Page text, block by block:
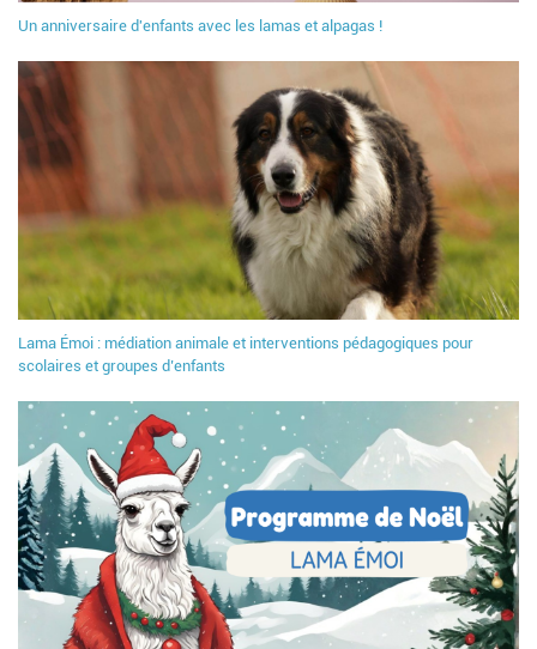
Un anniversaire d'enfants avec les lamas et alpagas !
Lama Émoi : médiation animale et interventions pédagogiques pour
scolaires et groupes d’enfants